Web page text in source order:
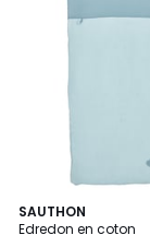
SAUTHON
Edredon en coton
3
Couleurs